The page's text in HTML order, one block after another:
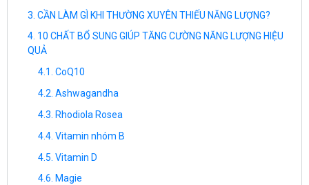
CẦN LÀM GÌ KHI THƯỜNG XUYÊN THIẾU NĂNG LƯỢNG?
10 CHẤT BỔ SUNG GIÚP TĂNG CƯỜNG NĂNG LƯỢNG HIỆU
QUẢ
CoQ10
Ashwagandha
Rhodiola Rosea
Vitamin nhóm B
Vitamin D
Magie